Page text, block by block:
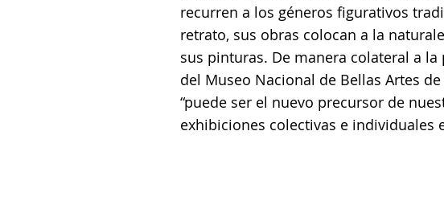
recurren a los géneros figurativos
retrato, sus obras colocan a la
sus pinturas. De manera colateral a
del Museo Nacional de Bellas Artes
“puede ser el nuevo precursor de
exhibiciones colectivas e individuales